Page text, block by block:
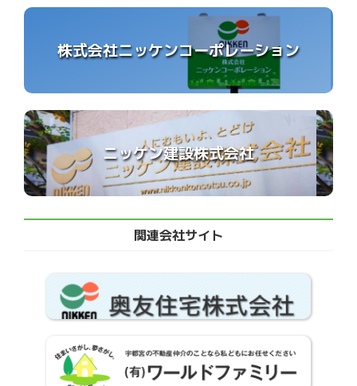
株式会社ニッケンコーポレーション
ニッケン建設株式会社
関連会社サイト